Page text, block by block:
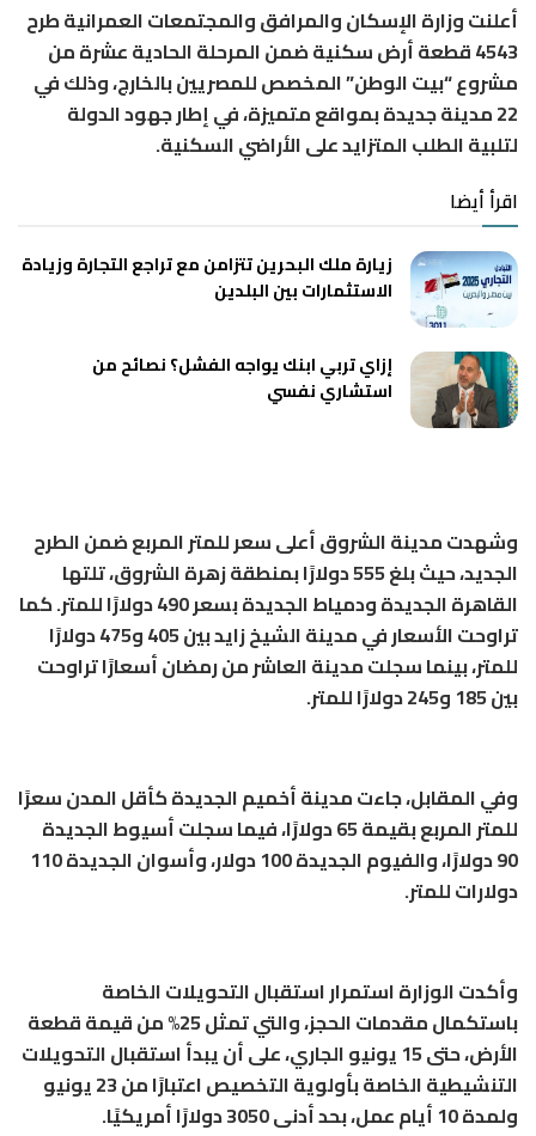
أعلنت وزارة الإسكان والمرافق والمجتمعات العمرانية طرح
4543 قطعة أرض سكنية ضمن المرحلة الحادية عشرة من
مشروع “بيت الوطن” المخصص للمصريين بالخارج، وذلك في
22 مدينة جديدة بمواقع متميزة، في إطار جهود الدولة
لتلبية الطلب المتزايد على الأراضي السكنية.
اقرأ أيضا
زيارة ملك البحرين تتزامن مع تراجع التجارة وزيادة
الاستثمارات بين البلدين
إزاي تربي ابنك يواجه الفشل؟ نصائح من
استشاري نفسي
وشهدت مدينة الشروق أعلى سعر للمتر المربع ضمن الطرح
الجديد، حيث بلغ 555 دولارًا بمنطقة زهرة الشروق، تلتها
القاهرة الجديدة ودمياط الجديدة بسعر 490 دولارًا للمتر. كما
تراوحت الأسعار في مدينة الشيخ زايد بين 405 و475 دولارًا
للمتر، بينما سجلت مدينة العاشر من رمضان أسعارًا تراوحت
بين 185 و245 دولارًا للمتر.
وفي المقابل، جاءت مدينة أخميم الجديدة كأقل المدن سعرًا
للمتر المربع بقيمة 65 دولارًا، فيما سجلت أسيوط الجديدة
90 دولارًا، والفيوم الجديدة 100 دولار، وأسوان الجديدة 110
دولارات للمتر.
وأكدت الوزارة استمرار استقبال التحويلات الخاصة
باستكمال مقدمات الحجز، والتي تمثل 25% من قيمة قطعة
الأرض، حتى 15 يونيو الجاري، على أن يبدأ استقبال التحويلات
التنشيطية الخاصة بأولوية التخصيص اعتبارًا من 23 يونيو
ولمدة 10 أيام عمل، بحد أدنى 3050 دولارًا أمريكيًا.